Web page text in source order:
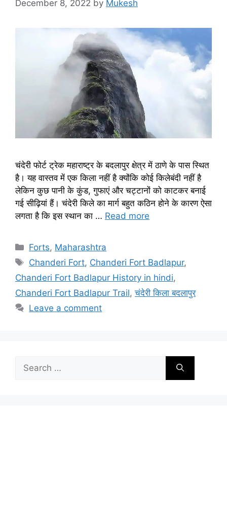
December 8, 2022 by Mukesh
चंदेरी फोर्ट ट्रेक महाराष्ट्र के बदलापुर क्षेत्र में ठाणे के पास स्थित
है। यह वास्तव में एक किला नहीं है क्योंकि कोई किलेबंदी नहीं है
लेकिन कुछ पानी के कुंड, गुफाएं और चट्टानों को काटकर बनाई
गई सीढ़ियां हैं। चंदेरी किले का मार्ग बहुत कठिन होने के कारण ऐसा
लगता है कि इस स्थान का … Read more
Categories
Forts, Maharashtra
Tags
Chanderi Fort, Chanderi Fort Badlapur,
Chanderi Fort Badlapur History in hindi,
Chanderi Fort Badlapur Trail,चंदेरी किला बदलापुर
Leave a comment
for: